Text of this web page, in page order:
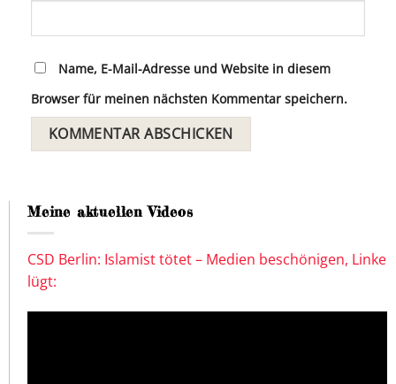
Name, E-Mail-Adresse und Website in diesem
Browser für meinen nächsten Kommentar speichern.
Meine aktuellen Videos
CSD Berlin: Islamist tötet – Medien beschönigen, Linke
lügt: